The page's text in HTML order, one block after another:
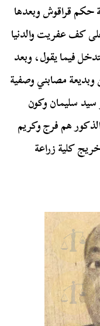
حكم قراقوش وبعدها
كف عفريت والدنيا
فيما يقول، وبعد
وبديعة مصابني وصفية
سيد سليمان وكون
أولاده الذكور هم فرج وكريم
كلية زراعة